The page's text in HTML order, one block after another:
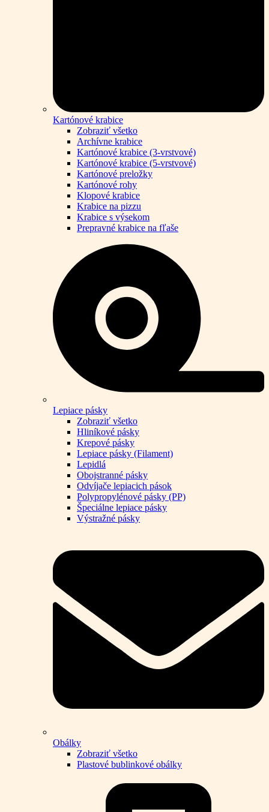
Kartónové krabice
Zobraziť všetko
Archívne krabice
Kartónové krabice (3-vrstvové)
Kartónové krabice (5-vrstvové)
Kartónové preložky
Kartónové rohy
Klopové krabice
Krabice na pizzu
Krabice s výsekom
Prepravné krabice na fľaše
Lepiace pásky
Zobraziť všetko
Hliníkové pásky
Krepové pásky
Lepiace pásky (Filament)
Lepidlá
Obojstranné pásky
Odvíjače lepiacich pások
Polypropylénové pásky (PP)
Špeciálne lepiace pásky
Výstražné pásky
Obálky
Zobraziť všetko
Plastové bublinkové obálky